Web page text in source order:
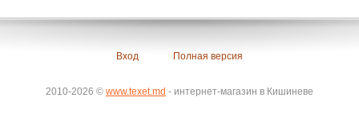
Вход Полная версия
2010-2026 © www.texet.md - интернет-магазин в Кишиневе